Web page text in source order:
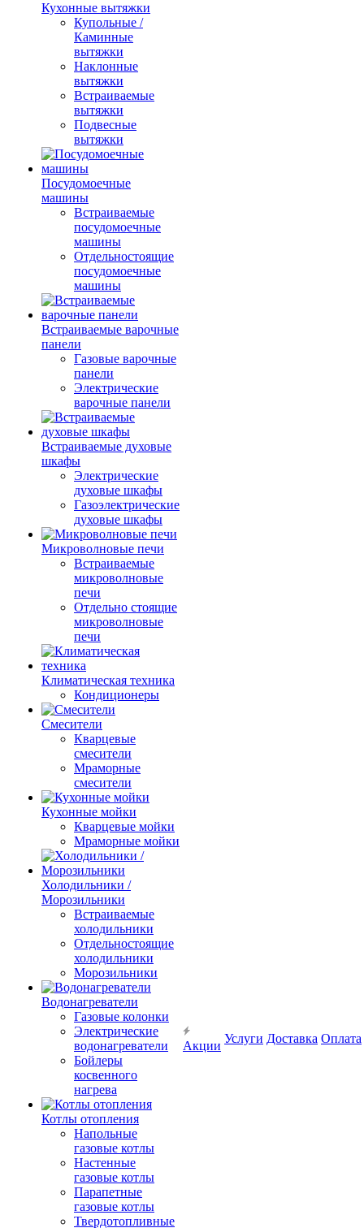
Кухонные вытяжки
Купольные /
Каминные
вытяжки
Наклонные
вытяжки
Встраиваемые
вытяжки
Подвесные
вытяжки
Посудомоечные
машины
Встраиваемые
посудомоечные
машины
Отдельностоящие
посудомоечные
машины
Встраиваемые варочные
панели
Газовые варочные
панели
Электрические
варочные панели
Встраиваемые духовые
шкафы
Электрические
духовые шкафы
Газоэлектрические
духовые шкафы
Микроволновые печи
Встраиваемые
микроволновые
печи
Отдельно стоящие
микроволновые
печи
Климатическая техника
Кондиционеры
Смесители
Кварцевые
смесители
Мраморные
смесители
Кухонные мойки
Кварцевые мойки
Мраморные мойки
Холодильники /
Морозильники
Встраиваемые
холодильники
Отдельностоящие
холодильники
Морозильники
Водонагреватели
Газовые колонки
Электрические
водонагреватели
Бойлеры
косвенного
нагрева
Котлы отопления
Напольные
газовые котлы
Настенные
газовые котлы
Парапетные
газовые котлы
Твердотопливные
Акции
Услуги Доставка Оплата